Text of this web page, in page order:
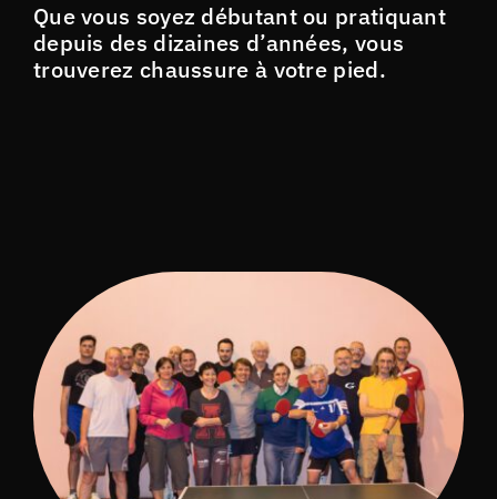
Que vous soyez débutant ou pratiquant
depuis des dizaines d’années, vous
trouverez chaussure à votre pied.